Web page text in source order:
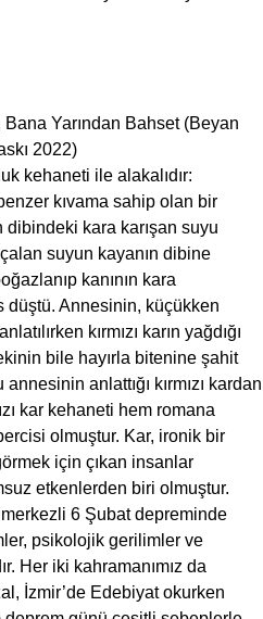
Bana Yarından Bahset (Beyan
2022)
kehaneti ile alakalıdır:
kıvama sahip olan bir
kara karışan suyu
suyun kayanın dibine
kanının kara
düştü. Annesinin, küçükken
kırmızı karın yağdığı
bile hayırla bitenine şahit
anlattığı kırmızı kardan
kar kehaneti hem romana
olmuştur. Kar, ironik bir
için çıkan insanlar
etkenlerden biri olmuştur.
6 Şubat depreminde
psikolojik gerilimler ve
Her iki kahramanımız da
İzmir’de Edebiyat okurken